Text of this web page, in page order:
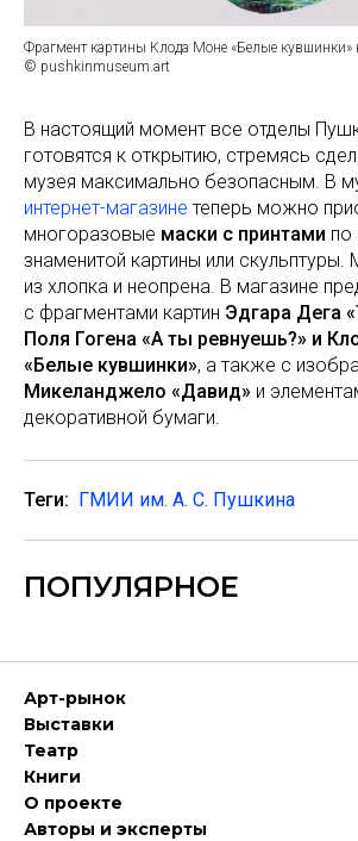
Фрагмент картины Клода Моне «Белые кувшинки»
© pushkinmuseum.art
В настоящий момент все отделы
готовятся к открытию, стремясь
музея максимально безопасным. В
интернет-магазине теперь можно
многоразовые маски с принтами по
знаменитой картины или скульптуры.
из хлопка и неопрена. В магазине
с фрагментами картин Эдгара Дега
Поля Гогена «А ты ревнуешь?» и
«Белые кувшинки», а также с
Микеланджело «Давид» и
декоративной бумаги.
Теги: ГМИИ им. А. С. Пушкина
ПОПУЛЯРНОЕ
Арт-рынок
Выставки
Театр
Книги
О проекте
Авторы и эксперты